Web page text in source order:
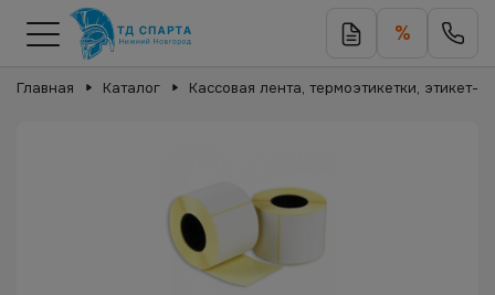
%
Главная Каталог Кассовая лента, термоэтикетки, этикет-